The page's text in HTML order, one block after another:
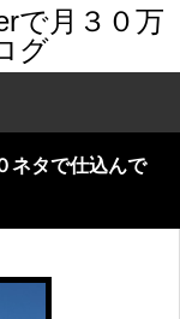
で月３０万
グ
ネタで仕込んで